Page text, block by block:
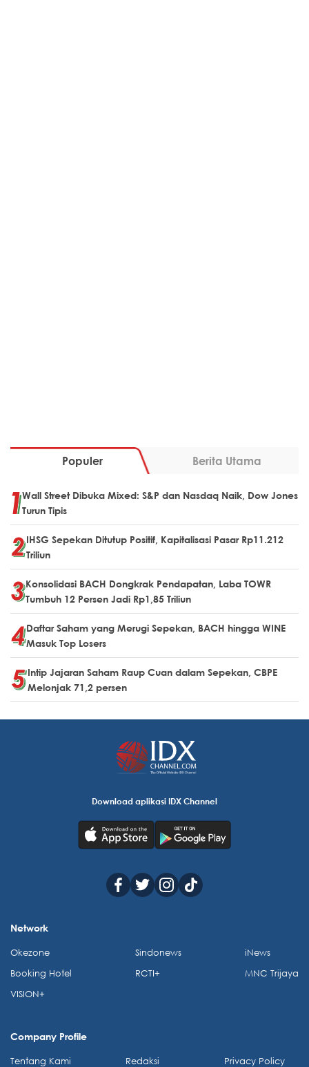
Populer Berita Utama
Wall Street Dibuka Mixed: S&P dan Nasdaq Naik, Dow Jones
Turun Tipis
IHSG Sepekan Ditutup Positif, Kapitalisasi Pasar Rp11.212
Triliun
Konsolidasi BACH Dongkrak Pendapatan, Laba TOWR
Tumbuh 12 Persen Jadi Rp1,85 Triliun
Daftar Saham yang Merugi Sepekan, BACH hingga WINE
Masuk Top Losers
Intip Jajaran Saham Raup Cuan dalam Sepekan, CBPE
Melonjak 71,2 persen
Download aplikasi IDX Channel
Network
Okezone
Booking Hotel
VISION+
Sindonews
RCTI+
iNews
MNC Trijaya
Company Profile
Tentang Kami Redaksi Privacy Policy